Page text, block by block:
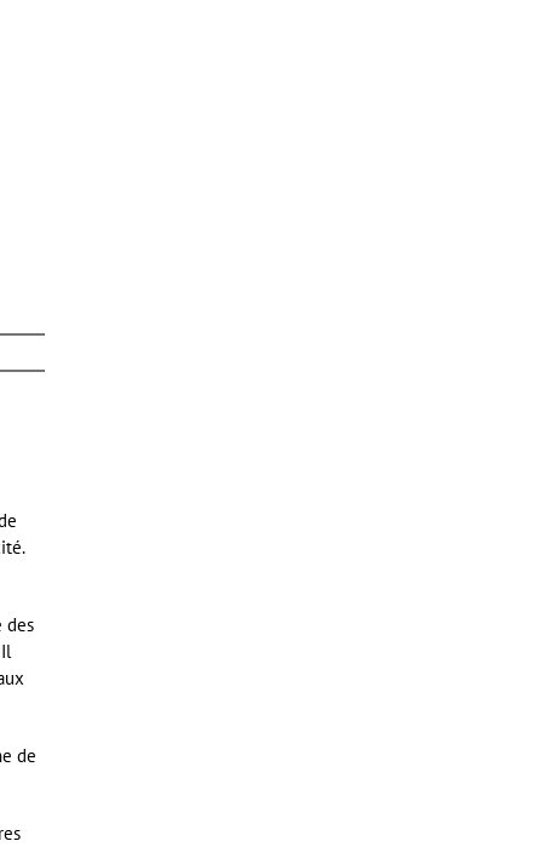
des
Il
de